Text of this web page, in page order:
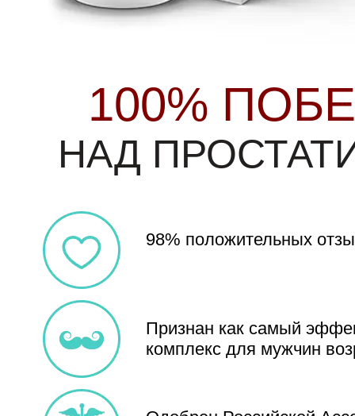
100%
НАД
98% положительных
Признан как самый
комплекс для мужчин